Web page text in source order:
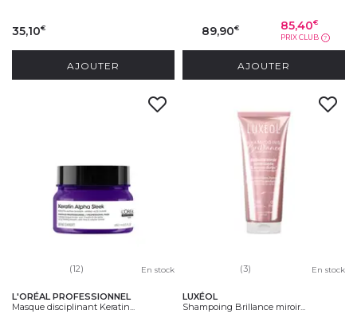
35,10€
AJOUTER
89,90€ 85,40€
PRIX CLUB ?
AJOUTER
(12) En stock
L'ORÉAL PROFESSIONNEL
Masque disciplinant Keratin...
(3) En stock
LUXÉOL
Shampoing Brillance miroir...